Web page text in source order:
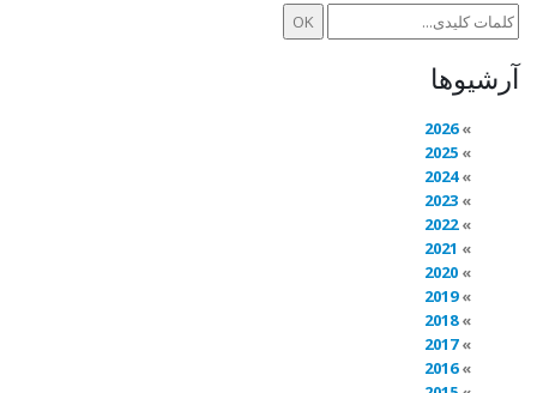
آرشیوها
2026
2025
2024
2023
2022
2021
2020
2019
2018
2017
2016